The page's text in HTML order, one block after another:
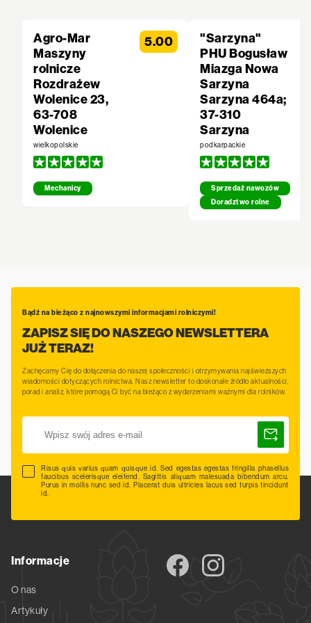
Agro-Mar
Maszyny
rolnicze
Rozdrażew
Wolenice 23,
63-708
Wolenice
wielkopolskie
Mechanicy
5.00
"Sarzyna"
PHU Bogusław
Miazga Nowa
Sarzyna
Sarzyna 464a;
37-310
Sarzyna
podkarpackie
Sprzedaż nawozów
Doradztwo rolne
Bądź na bieżąco z najnowszymi informacjami rolniczymi!
ZAPISZ SIĘ DO NASZEGO NEWSLETTERA
JUŻ TERAZ!
Zachęcamy Cię do dołączenia do naszej społeczności i otrzymywania najświeższych
wiadomości dotyczących rolnictwa. Nasz newsletter to doskonałe źródło aktualności,
porad i analiz, które pomogą Ci być na bieżąco z wydarzeniami ważnymi dla rolników.
Risus quis varius quam quisque id. Sed egestas egestas fringilla phasellus
faucibus scelerisque eleifend. Sagittis aliquam malesuada bibendum arcu.
Purus in mollis nunc sed id. Placerat duis ultricies lacus sed turpis tincidunt
id.
Informacje
O nas
Artykuły